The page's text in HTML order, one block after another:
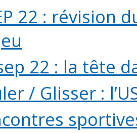
22 : révision
22 : la tête
/ Glisser :